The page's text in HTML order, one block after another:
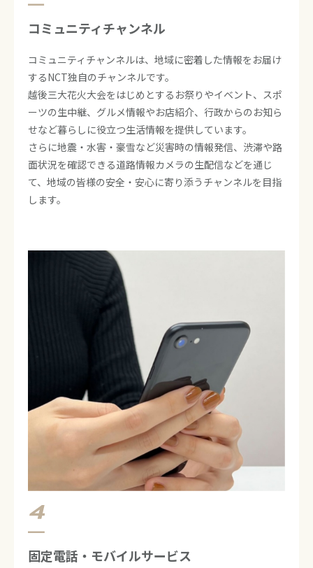
コミュニティチャンネル
コミュニティチャンネルは、地域に密着した情報をお届け
するNCT独自のチャンネルです。
越後三大花火大会をはじめとするお祭りやイベント、スポ
ーツの生中継、グルメ情報やお店紹介、行政からのお知ら
せなど暮らしに役立つ生活情報を提供しています。
さらに地震・水害・豪雪など災害時の情報発信、渋滞や路
面状況を確認できる道路情報カメラの生配信などを通じ
て、地域の皆様の安全・安心に寄り添うチャンネルを目指
します。
​​固定電話・モバイルサービス